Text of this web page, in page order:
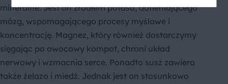
mineralne. Jest on źródłem potasu, dotleniającego
mózg, wspomagającego procesy myślowe i
koncentrację. Magnez, który również dostarczymy
sięgając po owocowy kompot, chroni układ
nerwowy i wzmacnia serce. Ponadto susz zawiera
także żelazo i miedź. Jednak jest on stosunkowo